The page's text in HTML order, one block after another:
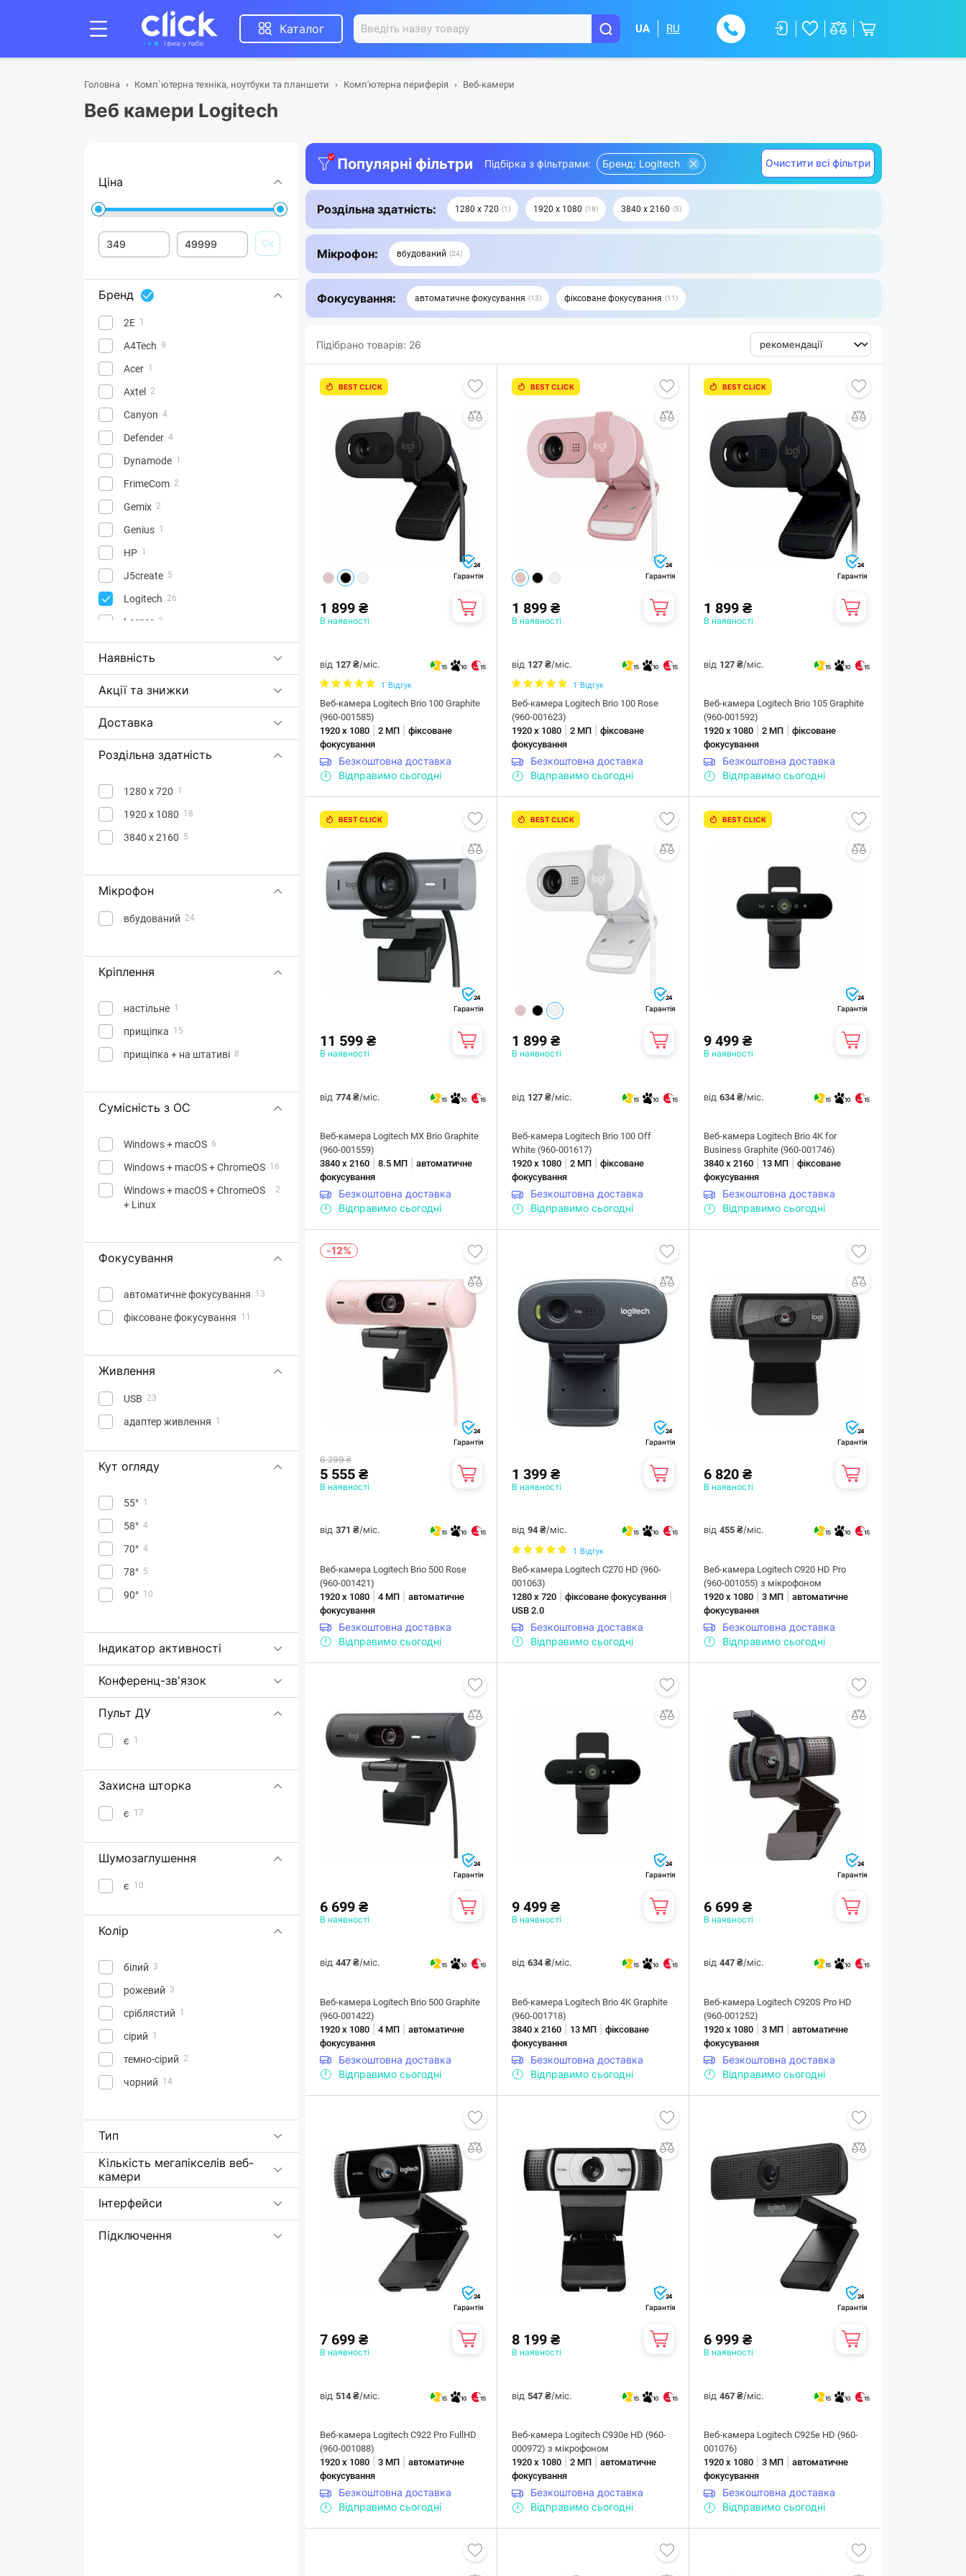
Каталог UA RU
Головна Комп`ютерна техніка, ноутбуки та планшети Комп'ютерна периферія Веб-камери
Веб камери Logitech
Ціна
Ок
Бренд
2E 1
A4Tech 9
Acer 1
Axtel 2
Canyon 4
Defender 4
Dynamode 1
FrimeCom 2
Gemix 2
Genius 1
HP 1
J5create 5
Logitech 26
Lorgar 3
Maxxter 2
Rapoo 1
Sandberg
Streamplify 4
Наявність
Акції та знижки
Доставка
Роздільна здатність
1280 х 720 1
1920 х 1080 18
3840 х 2160 5
Мікрофон
вбудований 24
Кріплення
настільне 1
прищіпка 15
прищіпка + на штативі 8
Сумісність з ОС
Windows + macOS 6
Windows + macOS + ChromeOS 16
Windows + macOS + ChromeOS
+ Linux
2
Фокусування
автоматичне фокусування 13
фіксоване фокусування 11
Живлення
USB 23
адаптер живлення 1
Кут огляду
55° 1
58° 4
70° 4
78° 5
90° 10
Індикатор активності
Конференц-зв'язок
Пульт ДУ
є 1
Захисна шторка
є 17
Шумозаглушення
є 10
Колір
білий 3
рожевий 3
сріблястий 1
сірий 1
темно-сірий 2
чорний 14
Тип
Кількість мегапікселів веб-
камери
Інтерфейси
Підключення
Популярні фільтри Підбірка з фільтрами: Бренд: Logitech Очистити всі фільтри
Роздільна здатність: 1280 х 720 1 1920 х 1080 18 3840 х 2160 5
Мікрофон: вбудований 24
Фокусування: автоматичне фокусування 13 фіксоване фокусування 11
Підібрано товарів: 26
BEST CLICK
24
Гарантія
1 899 ₴
В наявності
від 127 ₴/міс. 15 10 15
1 Відгук
Веб-камера Logitech Brio 100 Graphite
(960-001585)
1920 х 1080
2 МП
фіксоване
фокусування
Безкоштовна доставка
Відправимо сьогодні
BEST CLICK
24
Гарантія
1 899 ₴
В наявності
від 127 ₴/міс. 15 10 15
1 Відгук
Веб-камера Logitech Brio 100 Rose
(960-001623)
1920 х 1080 |2 МП |фіксоване
фокусування
Безкоштовна доставка
Відправимо сьогодні
BEST CLICK
24
Гарантія
1 899 ₴
В наявності
від 127 ₴/міс. 15 10 15
Веб-камера Logitech Brio 105 Graphite
(960-001592)
1920 х 1080 |2 МП |фіксоване
фокусування
Безкоштовна доставка
Відправимо сьогодні
BEST CLICK
24
Гарантія
11 599 ₴
В наявності
від 774 ₴/міс. 15 10 15
Веб-камера Logitech MX Brio Graphite
(960-001559)
3840 х 2160
8.5 МП
автоматичне
фокусування
Безкоштовна доставка
Відправимо сьогодні
BEST CLICK
24
Гарантія
1 899 ₴
В наявності
від 127 ₴/міс. 15 10 15
Веб-камера Logitech Brio 100 Off
White (960-001617)
1920 х 1080 |2 МП |фіксоване
фокусування
Безкоштовна доставка
Відправимо сьогодні
BEST CLICK
24
Гарантія
9 499 ₴
В наявності
від634 ₴/міс. 15 10 15
Веб-камера Logitech Brio 4K for
Business Graphite (960-001746)
3840 х 2160
13 МП |фіксоване
фокусування
Безкоштовна доставка
Відправимо сьогодні
-12%
24
Гарантія
6 299 ₴
5 555 ₴
В наявності
від 371 ₴/міс. 15 10 15
Веб-камера Logitech Brio 500 Rose
(960-001421)
1920 х 1080
4 МП
автоматичне
фокусування
Безкоштовна доставка
Відправимо сьогодні
24
Гарантія
1 399 ₴
В наявності
від94 ₴/міс. 15 10 15
1 Відгук
Веб-камера Logitech C270 HD (960-
001063)
1280 х 720 |фіксоване фокусування
USB 2.0
Безкоштовна доставка
Відправимо сьогодні
24
Гарантія
6 820 ₴
В наявності
від455 ₴/міс. 15 10 15
Веб-камера Logitech C920 HD Pro
(960-001055) з мікрофоном
1920 х 1080 |3 МП |автоматичне
фокусування
Безкоштовна доставка
Відправимо сьогодні
24
Гарантія
6 699 ₴
В наявності
від 447 ₴/міс. 15 10 15
Веб-камера Logitech Brio 500 Graphite
(960-001422)
1920 х 1080
4 МП
автоматичне
фокусування
Безкоштовна доставка
Відправимо сьогодні
24
Гарантія
9 499 ₴
В наявності
від634 ₴/міс. 15 10 15
Веб-камера Logitech Brio 4K Graphite
(960-001718)
3840 х 2160
13 МП |фіксоване
фокусування
Безкоштовна доставка
Відправимо сьогодні
24
Гарантія
6 699 ₴
В наявності
від447 ₴/міс. 15 10 15
Веб-камера Logitech C920S Pro HD
(960-001252)
1920 х 1080 |3 МП |автоматичне
фокусування
Безкоштовна доставка
Відправимо сьогодні
24
Гарантія
7 699 ₴
В наявності
від 514 ₴/міс. 15 10 15
Веб-камера Logitech C922 Pro FullHD
(960-001088)
1920 х 1080
3 МП
автоматичне
фокусування
Безкоштовна доставка
Відправимо сьогодні
24
Гарантія
8 199 ₴
В наявності
від547 ₴/міс. 15 10 15
Веб-камера Logitech C930e HD (960-
000972) з мікрофоном
1920 х 1080 |2 МП |автоматичне
фокусування
Безкоштовна доставка
Відправимо сьогодні
24
Гарантія
6 999 ₴
В наявності
від467 ₴/міс. 15 10 15
Веб-камера Logitech C925e HD (960-
001076)
1920 х 1080 |3 МП |автоматичне
фокусування
Безкоштовна доставка
Відправимо сьогодні